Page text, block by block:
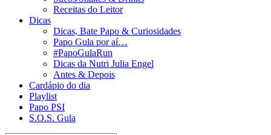
Receitas do Leitor
Dicas
Dicas, Bate Papo & Curiosidades
Papo Gula por aí…
#PapoGulaRun
Dicas da Nutri Julia Engel
Antes & Depois
Cardápio do dia
Playlist
Papo PSI
S.O.S. Gula